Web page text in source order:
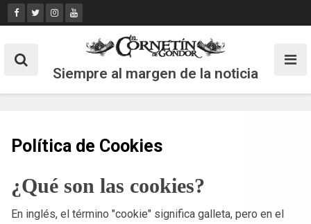
Skip
to
Siempre al margen de la noticia
Política de Cookies
¿Qué son las cookies?
En inglés, el término "cookie" significa galleta, pero en el